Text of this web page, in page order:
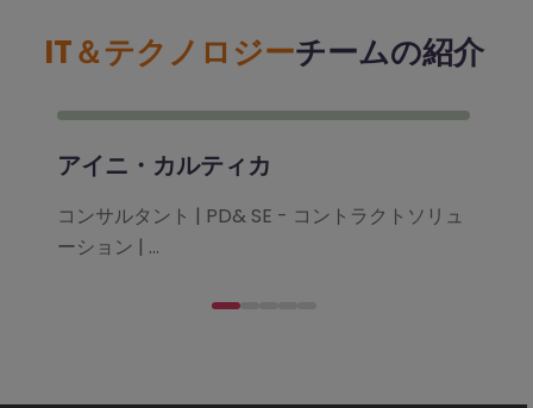
IT＆テクノロジーチームの紹介
アイニ・カルティカ
コンサルタント | PD& SE - コントラクトソリュ
ーション | ...